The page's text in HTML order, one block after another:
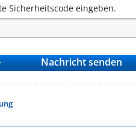
Sicherheitscode eingeben.